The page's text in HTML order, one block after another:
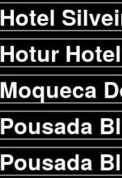
Hotel
Hotur Hotel
Moqueca
Pousada
Pousada